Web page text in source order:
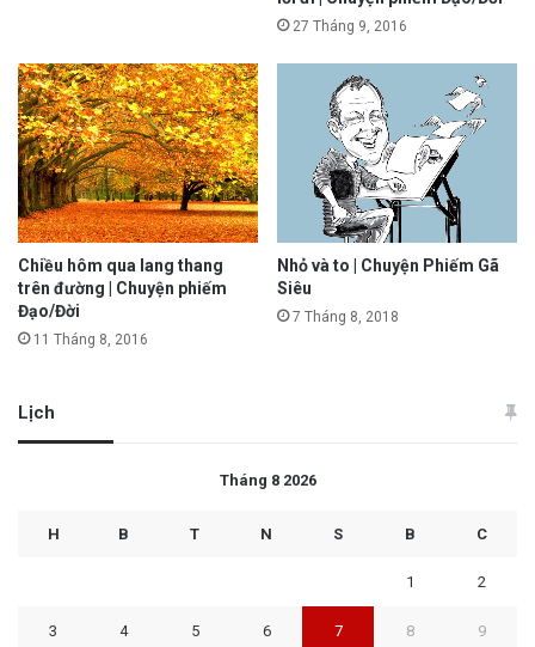
27 Tháng 9, 2016
Chiều hôm qua lang thang
trên đường | Chuyện phiếm
Đạo/Đời
11 Tháng 8, 2016
Nhỏ và to | Chuyện Phiếm Gã
Siêu
7 Tháng 8, 2018
Lịch
Tháng 8 2026
H B T N S B C
1 2
3 4 5 6 7 8 9